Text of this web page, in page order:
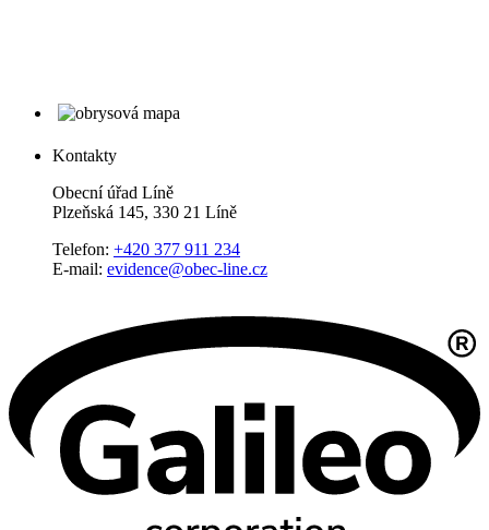
Kontakty
Obecní úřad Líně
Plzeňská 145, 330 21 Líně
Telefon: +420 377 911 234
E-mail: evidence@obec-line.cz